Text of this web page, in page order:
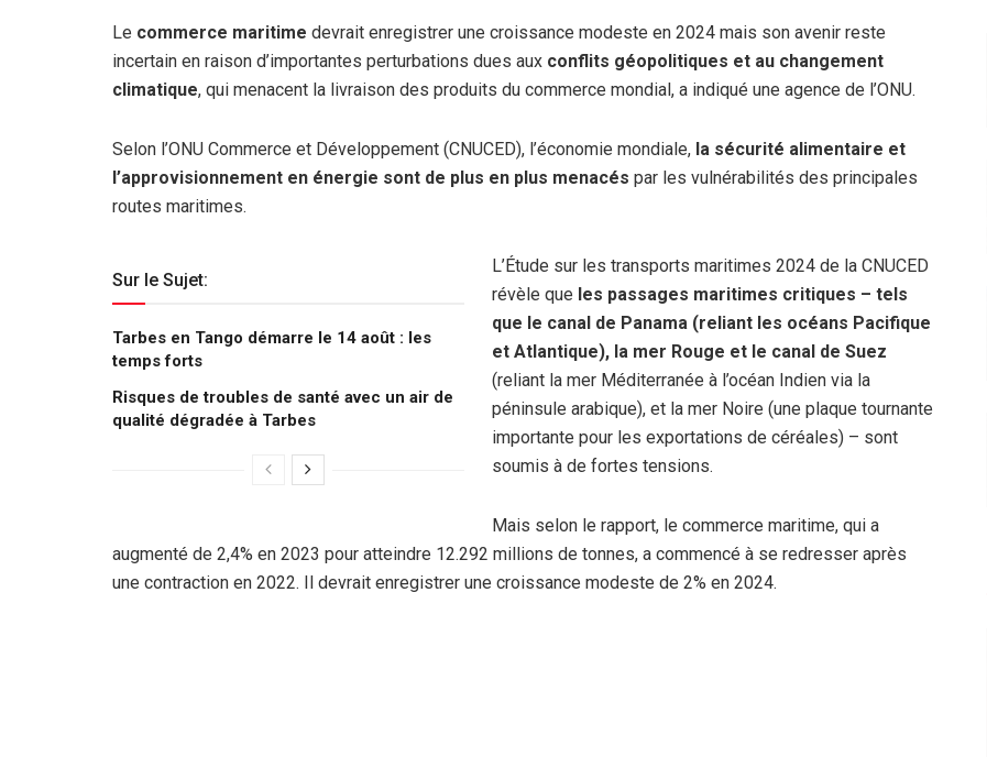
Le commerce maritime devrait enregistrer une croissance modeste en 2024 mais son avenir reste
incertain en raison d’importantes perturbations dues aux conflits géopolitiques et au changement
climatique, qui menacent la livraison des produits du commerce mondial, a indiqué une agence de l’ONU.
Selon l’ONU Commerce et Développement (CNUCED), l’économie mondiale, la sécurité alimentaire et
l’approvisionnement en énergie sont de plus en plus menacés par les vulnérabilités des principales
routes maritimes.
Sur le Sujet:
Tarbes en Tango démarre le 14 août : les
temps forts
Risques de troubles de santé avec un air de
qualité dégradée à Tarbes
L’Étude sur les transports maritimes 2024 de la CNUCED
révèle que les passages maritimes critiques – tels
que le canal de Panama (reliant les océans Pacifique
et Atlantique), la mer Rouge et le canal de Suez
(reliant la mer Méditerranée à l’océan Indien via la
péninsule arabique), et la mer Noire (une plaque tournante
importante pour les exportations de céréales) – sont
soumis à de fortes tensions.
Mais selon le rapport, le commerce maritime, qui a
augmenté de 2,4% en 2023 pour atteindre 12.292 millions de tonnes, a commencé à se redresser après
une contraction en 2022. Il devrait enregistrer une croissance modeste de 2% en 2024.